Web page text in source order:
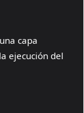
capa
ejecución del